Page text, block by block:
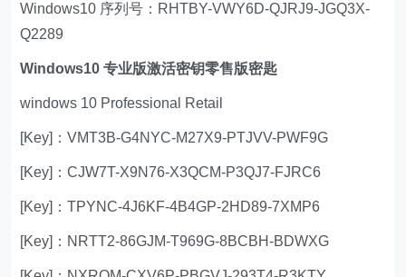
Windows10 序列号：RHTBY-VWY6D-QJRJ9-JGQ3X-
Q2289
Windows10 专业版激活密钥零售版密匙
windows 10 Professional Retail
[Key]：VMT3B-G4NYC-M27X9-PTJVV-PWF9G
[Key]：CJW7T-X9N76-X3QCM-P3QJ7-FJRC6
[Key]：TPYNC-4J6KF-4B4GP-2HD89-7XMP6
[Key]：NRTT2-86GJM-T969G-8BCBH-BDWXG